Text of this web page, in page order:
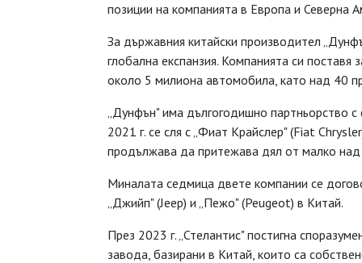
позиции на компанията в Европа и Северна
За държавния китайски производител
глобална експанзия. Компанията си
около 5 милиона автомобила, като над 40
„Дунфън" има дългогодишно партньорство с
2021 г. се сля с „Фиат Крайслер" (Fiat
продължава да притежава дял от малко
Миналата седмица двете компании се
„Джийп" (Jeep) и „Пежо" (Peugeot) в Китай.
През 2023 г. „Стелантис" постигна
завода, базирани в Китай, които са